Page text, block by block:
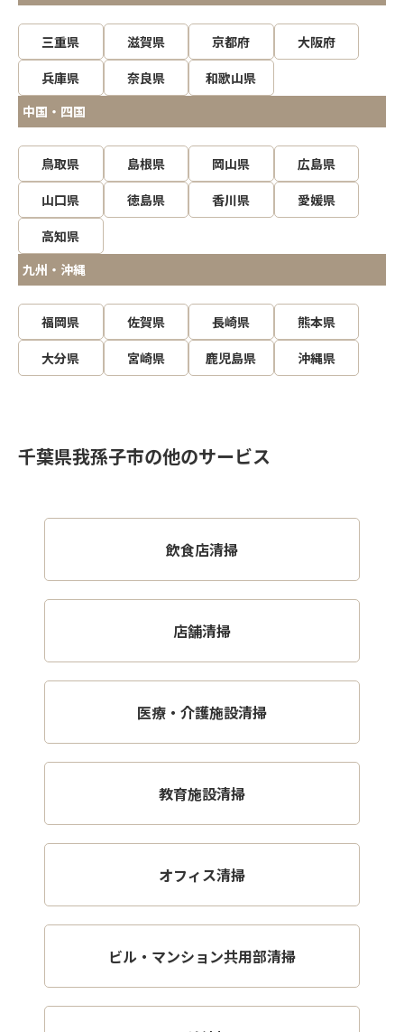
三重県 滋賀県 京都府
大阪府
兵庫県
奈良県
和歌山県
中国・四国
鳥取県 島根県 岡山県
広島県
山口県
徳島県 香川県
愛媛県
高知県
九州・沖縄
福岡県 佐賀県 長崎県
熊本県
大分県
宮崎県 鹿児島県 沖縄県
千葉県我孫子市の他のサービス
飲食店清掃
店舗清掃
医療・介護施設清掃
教育施設清掃
オフィス清掃
ビル・マンション共用部清掃